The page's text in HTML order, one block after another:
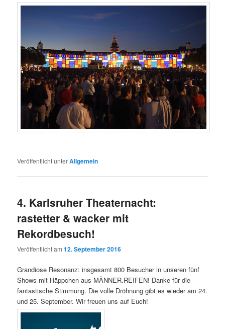
Veröffentlicht unterAllgemein
4. Karlsruher Theaternacht:
rastetter & wacker mit
Rekordbesuch!
Veröffentlicht am12. September 2016
Grandiose Resonanz: insgesamt 800 Besucher in unseren fünf
Shows mit Häppchen aus MÄNNER.REIFEN! Danke für die
fantastische Stimmung. Die volle Dröhnung gibt es wieder am 24.
und 25. September. Wir freuen uns auf Euch!